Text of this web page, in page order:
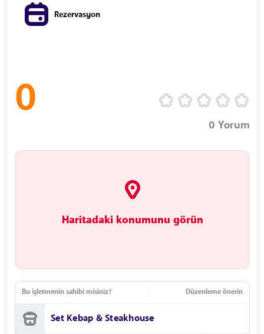
Rezervasyon
0
0 Yorum
Haritadaki konumunu görün
Bu işletmenin sahibi misiniz? Düzenleme önerin
Set Kebap & Steakhouse